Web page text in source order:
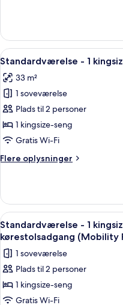
til
bugt
-
queensize-
udsigt
til
bugt
Indlæs
alle
billeder
af
Standardværelse
-
1
seng
8
Standardværelse - 1
33 m²
1 soveværelse
Plads til 2 personer
1 kingsize-seng
Gratis Wi-Fi
Flere oplysninger
Flere
-
kingsize-
seng
Indlæs
alle
billeder
af
Standardværelse
-
1
5
Standardværelse - 1
kørestolsadgang (Mobility
1 soveværelse
Plads til 2 personer
1 kingsize-seng
Gratis Wi-Fi